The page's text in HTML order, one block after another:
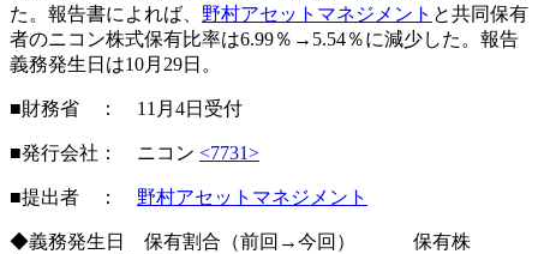
た。報告書によれば、 野村アセットマネジメント と共同保有
者のニコン株式保有比率は6.99％→5.54％に減少した。報告
義務発生日は10月29日。
■財務省 ： 11月4日受付
■発行会社： ニコン <7731>
■提出者 ： 野村アセットマネジメント
◆義務発生日 保有割合（前回→今回） 保有株